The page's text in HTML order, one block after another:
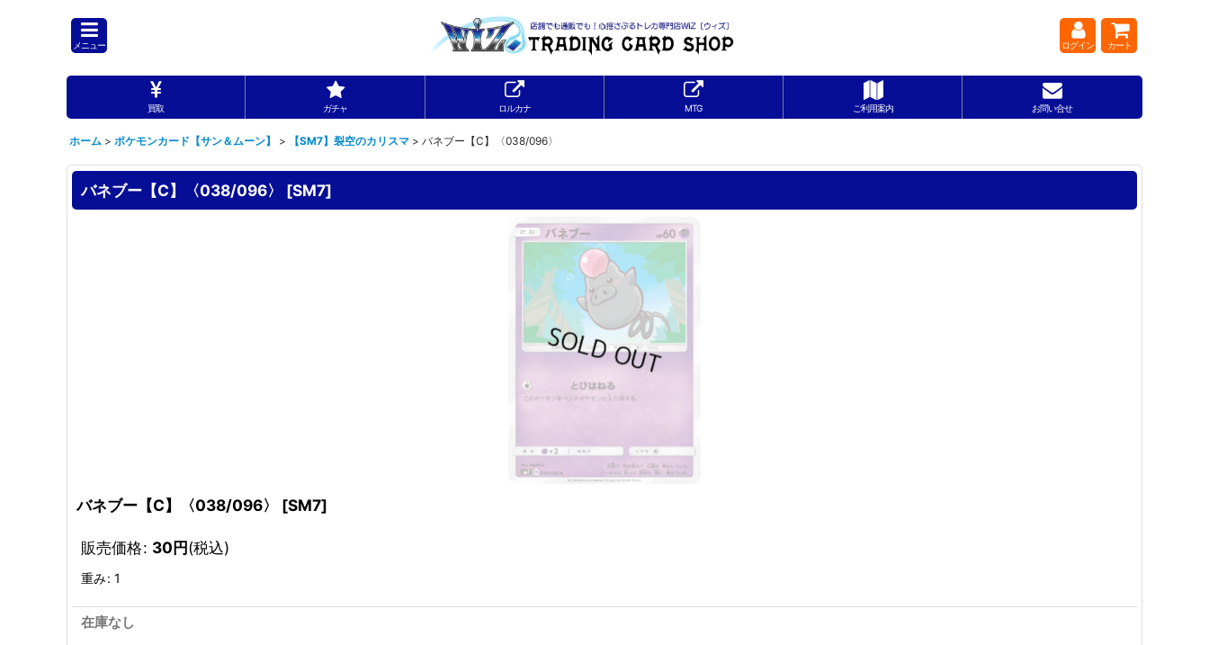
メニュー ログイン カート
買取 ガチャ ロルカナ MTG ご利用案内 お問い合せ
ホーム > ポケモンカード【サン＆ムーン】 > 【SM7】裂空のカリスマ > バネブー【C】〈038/096〉
バネブー【C】〈038/096〉 [SM7]
バネブー【C】〈038/096〉 [SM7]
販売価格: 30円(税込)
重み: 1
在庫なし